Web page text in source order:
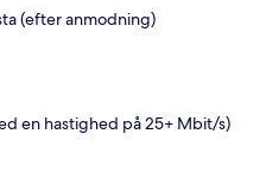
(efter anmodning)
en hastighed på 25+ Mbit/s)